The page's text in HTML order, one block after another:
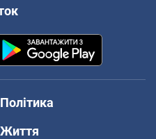
Політика
Життя